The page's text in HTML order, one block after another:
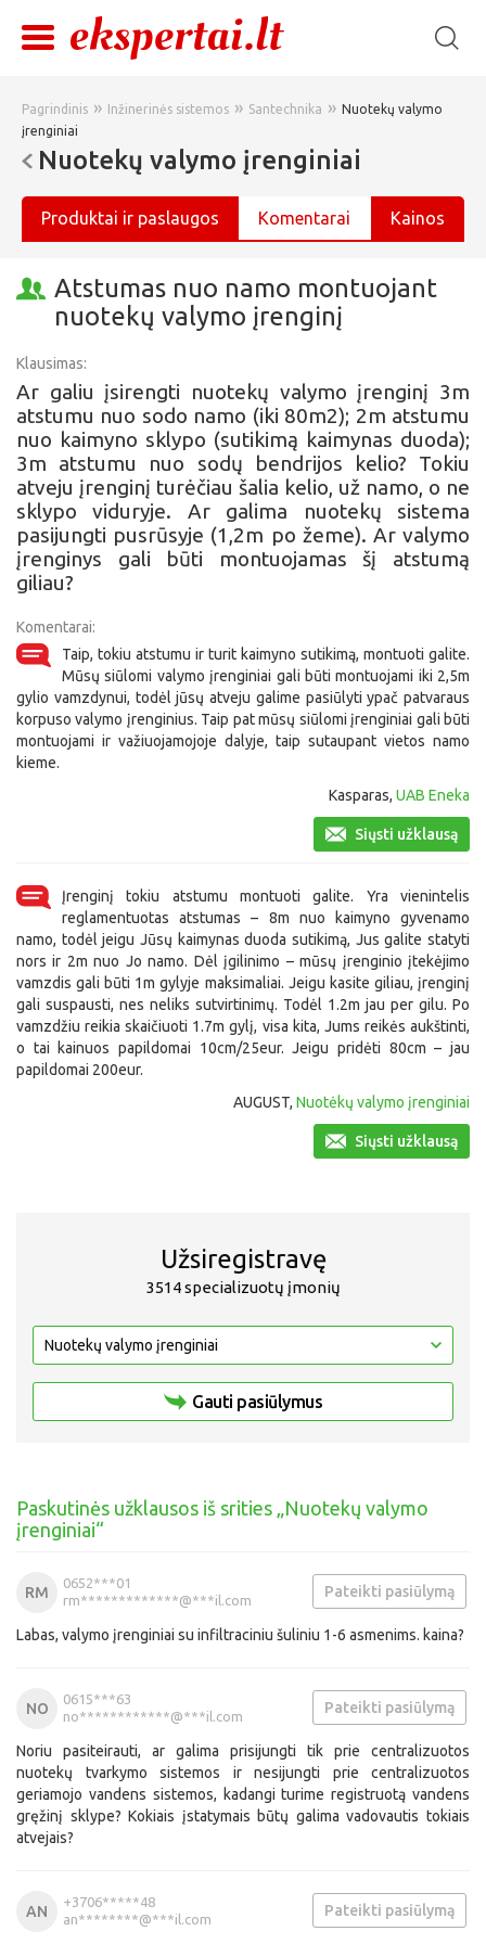
Pagrindinis » Inžinerinės sistemos » Santechnika » Nuotekų valymo
įrenginiai
Nuotekų valymo įrenginiai
Produktai ir paslaugos Komentarai Kainos
Atstumas nuo namo montuojant
nuotekų valymo įrenginį
Klausimas:
Ar galiu įsirengti nuotekų valymo įrenginį 3m
atstumu nuo sodo namo (iki 80m2); 2m atstumu
nuo kaimyno sklypo (sutikimą kaimynas duoda);
3m atstumu nuo sodų bendrijos kelio? Tokiu
atveju įrenginį turėčiau šalia kelio, už namo, o ne
sklypo viduryje. Ar galima nuotekų sistema
pasijungti pusrūsyje (1,2m po žeme). Ar valymo
įrenginys gali būti montuojamas šį atstumą
giliau?
Komentarai:
Taip, tokiu atstumu ir turit kaimyno sutikimą, montuoti galite.
Mūsų siūlomi valymo įrenginiai gali būti montuojami iki 2,5m
gylio vamzdynui, todėl jūsų atveju galime pasiūlyti ypač patvaraus
korpuso valymo įrenginius. Taip pat mūsų siūlomi įrenginiai gali būti
montuojami ir važiuojamojoje dalyje, taip sutaupant vietos namo
kieme.
Kasparas, UAB Eneka
Siųsti užklausą
Įrenginį tokiu atstumu montuoti galite. Yra vienintelis
reglamentuotas atstumas – 8m nuo kaimyno gyvenamo
namo, todėl jeigu Jūsų kaimynas duoda sutikimą, Jus galite statyti
nors ir 2m nuo Jo namo. Dėl įgilinimo – mūsų įrenginio įtekėjimo
vamzdis gali būti 1m gylyje maksimaliai. Jeigu kasite giliau, įrenginį
gali suspausti, nes neliks sutvirtinimų. Todėl 1.2m jau per gilu. Po
vamzdžiu reikia skaičiuoti 1.7m gylį, visa kita, Jums reikės aukštinti,
o tai kainuos papildomai 10cm/25eur. Jeigu pridėti 80cm – jau
papildomai 200eur.
AUGUST, Nuotėkų valymo įrenginiai
Siųsti užklausą
Užsiregistravę
3514 specializuotų įmonių
Gauti pasiūlymus
Paskutinės užklausos iš srities „Nuotekų valymo
įrenginiai“
RM
0652***01
rm*************@***il.com
Pateikti pasiūlymą
Labas, valymo įrenginiai su infiltraciniu šuliniu 1-6 asmenims. kaina?
NO
0615***63
no************@***il.com
Pateikti pasiūlymą
Noriu pasiteirauti, ar galima prisijungti tik prie centralizuotos
nuotekų tvarkymo sistemos ir nesijungti prie centralizuotos
geriamojo vandens sistemos, kadangi turime registruotą vandens
gręžinį sklype? Kokiais įstatymais būtų galima vadovautis tokiais
atvejais?
AN
+3706*****48
an********@***il.com
Pateikti pasiūlymą